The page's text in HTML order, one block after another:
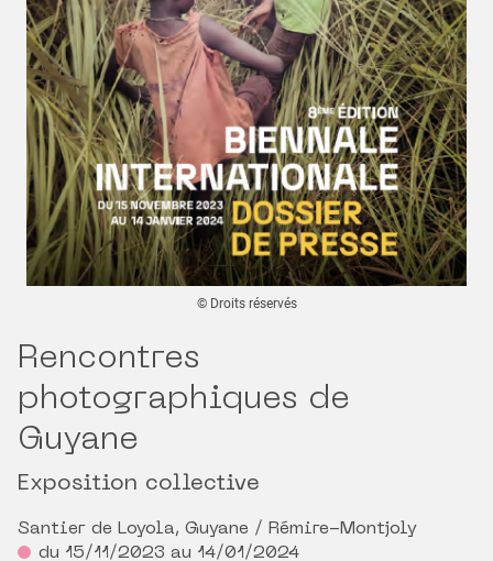
© Droits réservés
Rencontres
photographiques de
Guyane
Exposition collective
Santier de Loyola, Guyane / Rémire-Montjoly
du 15/11/2023 au 14/01/2024